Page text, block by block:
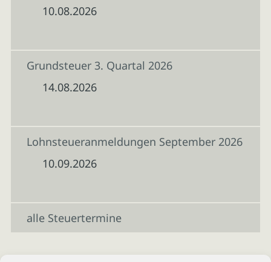
10.08.2026
Grundsteuer 3. Quartal 2026
14.08.2026
Lohnsteueranmeldungen September 2026
10.09.2026
alle Steuertermine